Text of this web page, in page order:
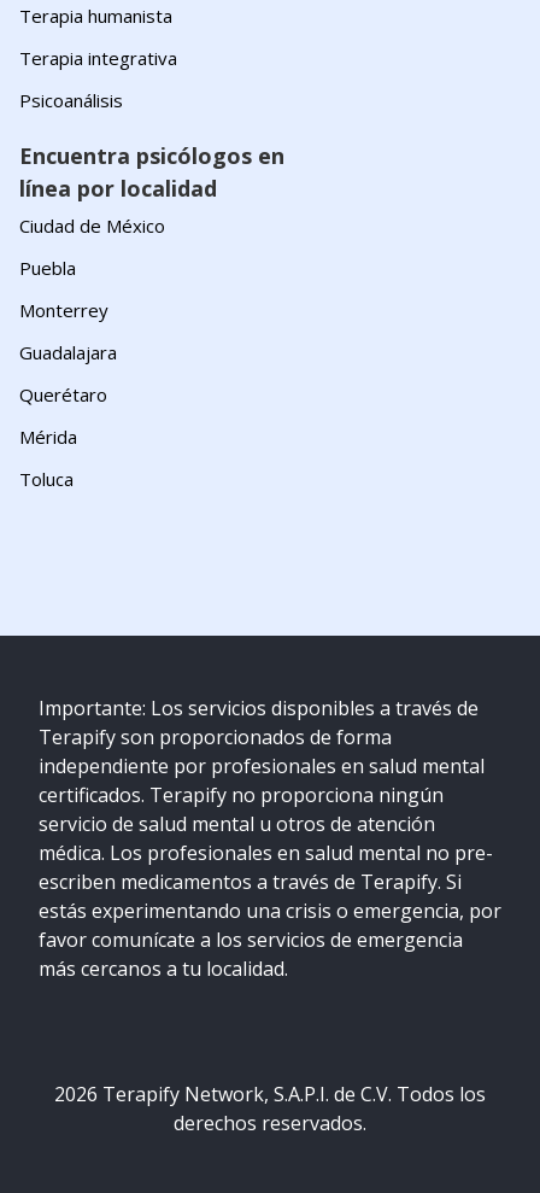
Terapia humanista
Terapia integrativa
Psicoanálisis
Encuentra psicólogos en
línea por localidad
Ciudad de México
Puebla
Monterrey
Guadalajara
Querétaro
Mérida
Toluca
Importante: Los servicios disponibles a través de
Terapify son proporcionados de forma
independiente por profesionales en salud mental
certificados. Terapify no proporciona ningún
servicio de salud mental u otros de atención
médica. Los profesionales en salud mental no pre-
escriben medicamentos a través de Terapify. Si
estás experimentando una crisis o emergencia, por
favor comunícate a los servicios de emergencia
más cercanos a tu localidad.
2026 Terapify Network, S.A.P.I. de C.V. Todos los
derechos reservados.